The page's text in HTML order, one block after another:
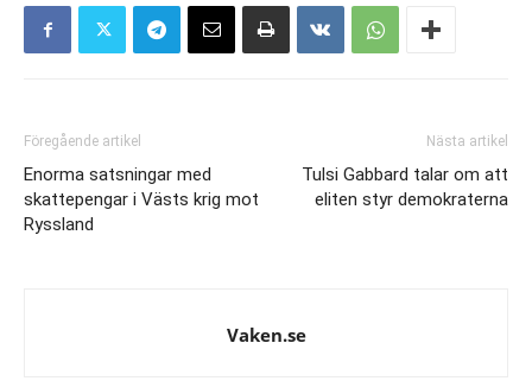
Föregående artikel
Enorma satsningar med
skattepengar i Västs krig mot
Ryssland
Nästa artikel
Tulsi Gabbard talar om att
eliten styr demokraterna
Vaken.se